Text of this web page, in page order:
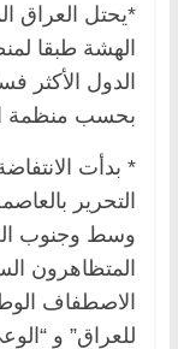
بحسب منظمة
التحرير
وسط وجنوب
المتظاهرون
الاصطفاف
للعراق” و